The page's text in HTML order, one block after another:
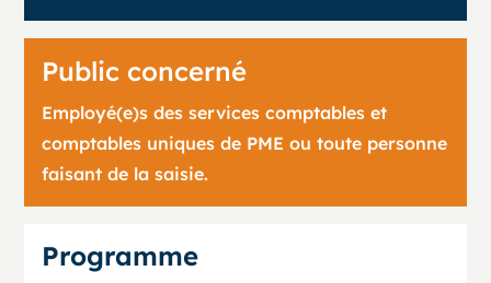
Public concerné
Employé(e)s des services comptables et
comptables uniques de PME ou toute personne
faisant de la saisie.
Programme